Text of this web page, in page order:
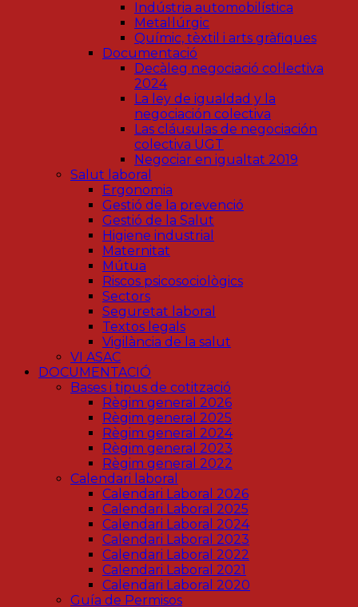
Indústria automobilística
Metal·lúrgic
Químic, tèxtil i arts gràfiques
Documentació
Decàleg negociació col·lectiva
2024
La ley de igualdad y la
negociación colectiva
Las cláusulas de negociación
colectiva UGT
Negociar en igualtat 2019
Salut laboral
Ergonomia
Gestió de la prevenció
Gestió de la Salut
Higiene industrial
Maternitat
Mútua
Riscos psicosociològics
Sectors
Seguretat laboral
Textos legals
Vigilància de la salut
VI ASAC
DOCUMENTACIÓ
Bases i tipus de cotització
Règim general 2026
Règim general 2025
Règim general 2024
Règim general 2023
Règim general 2022
Calendari laboral
Calendari Laboral 2026
Calendari Laboral 2025
Calendari Laboral 2024
Calendari Laboral 2023
Calendari Laboral 2022
Calendari Laboral 2021
Calendari Laboral 2020
Guía de Permisos